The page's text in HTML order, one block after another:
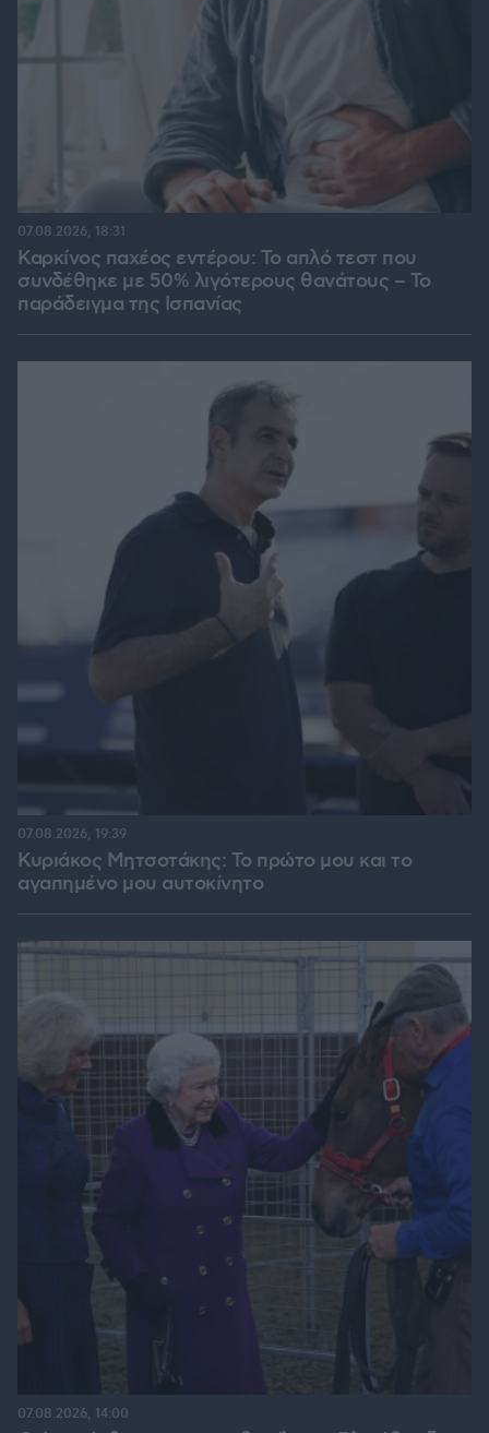
Καρκίνος παχέος εντέρου: Το απλό τεστ που
συνδέθηκε με 50% λιγότερους θανάτους – Το
παράδειγμα της Ισπανίας
07.08.2026, 18:31
Κυριάκος Μητσοτάκης: Το πρώτο μου και το
αγαπημένο μου αυτοκίνητο
07.08.2026, 19:39
07.08.2026, 14:00